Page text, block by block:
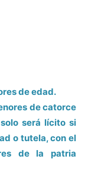
de edad.
de catorce
será lícito si
o tutela, con el
de la patria